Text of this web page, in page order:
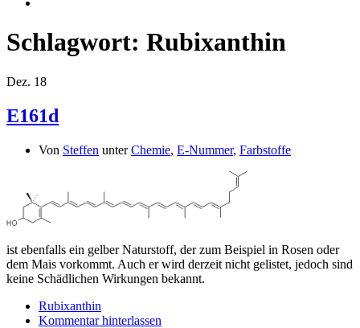
Schlagwort: Rubixanthin
Dez. 18
E161d
Von Steffen unterChemie, E-Nummer, Farbstoffe
ist ebenfalls ein gelber Naturstoff, der zum Beispiel in Rosen oder
dem Mais vorkommt. Auch er wird derzeit nicht gelistet, jedoch sind
keine Schädlichen Wirkungen bekannt.
Rubixanthin
Kommentar hinterlassen